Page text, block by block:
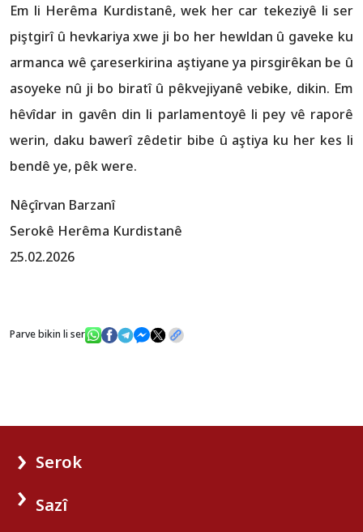
Em li Herêma Kurdistanê, wek her car tekeziyê li ser
piştgirî û hevkariya xwe ji bo her hewldan û gaveke ku
armanca wê çareserkirina aştiyane ya pirsgirêkan be û
asoyeke nû ji bo biratî û pêkvejiyanê vebike, dikin. Em
hêvîdar in gavên din li parlamentoyê li pey vê raporê
werin, daku bawerî zêdetir bibe û aştiya ku her kes li
bendê ye, pêk were.
Nêçîrvan Barzanî
Serokê Herêma Kurdistanê
25.02.2026
Parve bikin li ser
Serok
Sazî